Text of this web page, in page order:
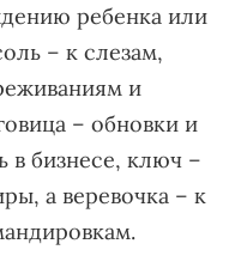
ребенка или
– к слезам,
и
– обновки и
в бизнесе, ключ –
а веревочка – к